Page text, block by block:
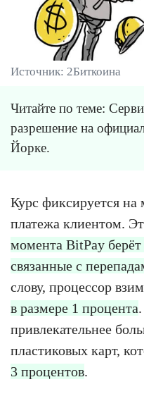
Источник: 2Биткоина
Читайте по теме:
разрешение на
Йорке.
Курс фиксируется на
платежа клиентом.
момента BitPay берёт
связанные с
слову, процессор
в размере 1 процента
привлекательнее
пластиковых карт,
3 процентов.